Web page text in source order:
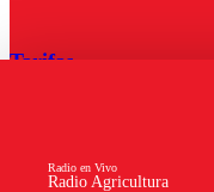
Radio Agricultura
Radio en Vivo
Tarifas